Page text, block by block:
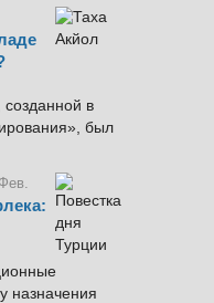
созданной в
был
Фев.
назначения